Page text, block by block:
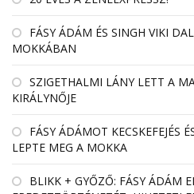
FÁSY ÁDÁM ÉS SINGH VIKI
MOKKÁBAN
SZIGETHALMI LÁNY LETT A
KIRÁLYNŐJE
FÁSY ÁDÁMOT KECSKEFEJÉS
LEPTE MEG A MOKKA
BLIKK + GYŐZŐ: FÁSY ÁDÁM